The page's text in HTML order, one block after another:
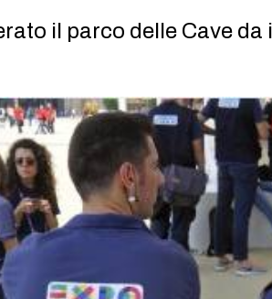
il parco delle Cave da